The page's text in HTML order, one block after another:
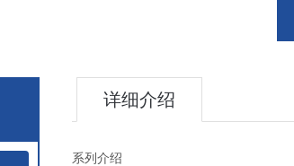
详细介绍
系列介绍